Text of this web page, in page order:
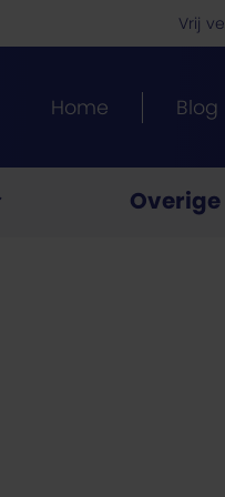
Vrij
Home Blog